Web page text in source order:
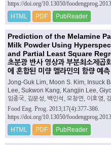
https://doi.org/10.13050/
HTML PDF PubReader
Prediction of the Melamine
Milk Powder Using
and Partial Least Square
초분광 반사 영상과 부분최소제곱
에 혼합된 미량 멜라민의 함량 예측
Jong-Guk Lim, Moon S. Kim, Insuck
Lee, Sukwon Kang, Kangjin Lee,
임종국, 김문성, 백인석, 모창연, 이호영,
Food Eng. Prog. 2013;17(4):377-386.
https://doi.org/10.13050/
HTML PDF PubReader